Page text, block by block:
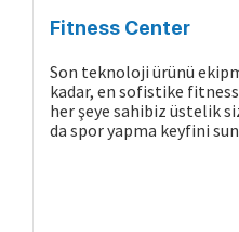
Fitness Center
Son teknoloji ürünü
kadar, en sofistike
her şeye sahibiz üstelik
da spor yapma keyfini